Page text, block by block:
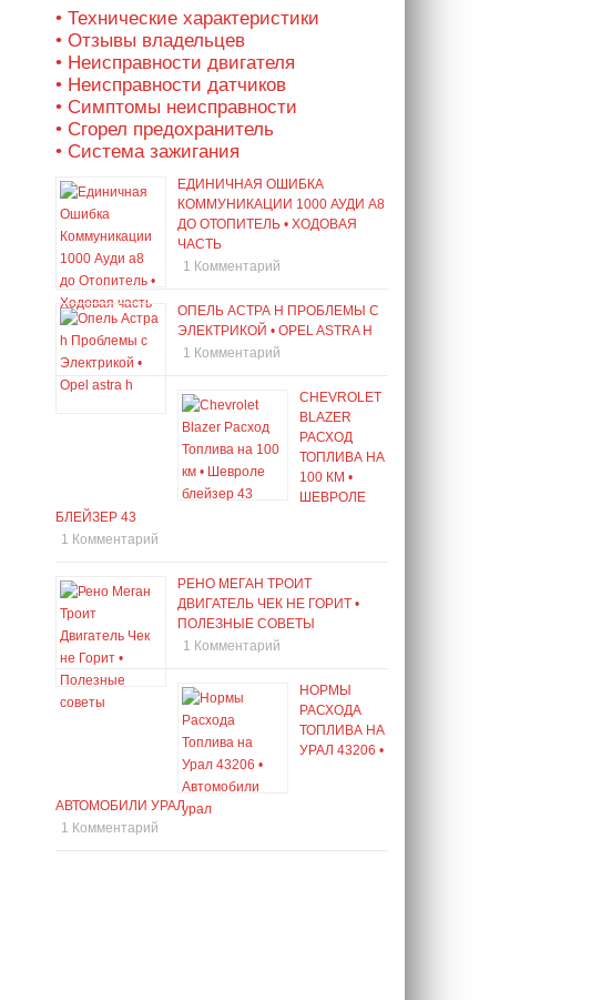
• Технические характеристики
• Отзывы владельцев
• Неисправности двигателя
• Неисправности датчиков
• Симптомы неисправности
• Сгорел предохранитель
• Система зажигания
ЕДИНИЧНАЯ ОШИБКА
КОММУНИКАЦИИ 1000 АУДИ А8
ДО ОТОПИТЕЛЬ • ХОДОВАЯ
ЧАСТЬ
1 Комментарий
ОПЕЛЬ АСТРА H ПРОБЛЕМЫ С
ЭЛЕКТРИКОЙ • OPEL ASTRA H
1 Комментарий
CHEVROLET
BLAZER
РАСХОД
ТОПЛИВА НА
100 КМ •
ШЕВРОЛЕ
БЛЕЙЗЕР 43
1 Комментарий
РЕНО МЕГАН ТРОИТ
ДВИГАТЕЛЬ ЧЕК НЕ ГОРИТ •
ПОЛЕЗНЫЕ СОВЕТЫ
1 Комментарий
НОРМЫ
РАСХОДА
ТОПЛИВА НА
УРАЛ 43206 •
АВТОМОБИЛИ УРАЛ
1 Комментарий